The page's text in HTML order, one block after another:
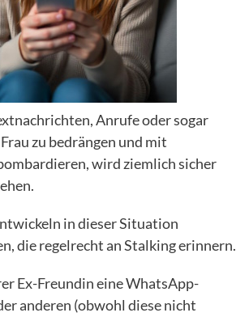
Anrufe oder sogar
zu bedrängen und mit
wird ziemlich sicher
in dieser Situation
die regelrecht an Stalking erinnern.
Ex-Freundin eine WhatsApp-
anderen (obwohl diese nicht